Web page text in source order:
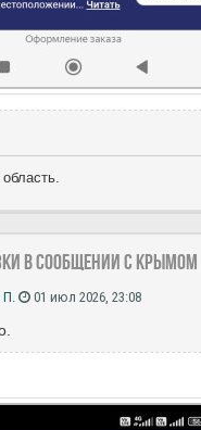
в сообщении с Крымом
П. 01 июл 2026, 23:08